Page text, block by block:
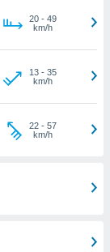
20- 49
km/h
13- 35
km/h
22- 57
km/h